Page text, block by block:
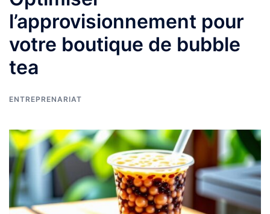
l’approvisionnement pour
votre boutique de bubble
tea
ENTREPRENARIAT